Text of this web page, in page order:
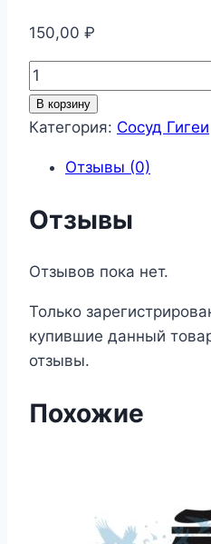
150,00 ₽
Количество
товара
Сосуд
В корзину
Категория: Сосуд Гигеи
Отзывы (0)
Отзывы
Отзывов пока нет.
Только
купившие данный
отзывы.
Похожие